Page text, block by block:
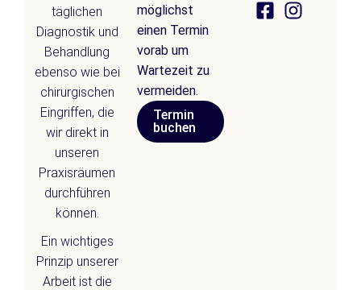
täglichen
Diagnostik und
Behandlung
ebenso wie bei
chirurgischen
Eingriffen, die
wir direkt in
unseren
Praxisräumen
durchführen
können.
Ein wichtiges
Prinzip unserer
Arbeit ist die
möglichst
einen Termin
vorab um
Wartezeit zu
vermeiden.
Termin
buchen